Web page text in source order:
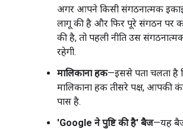
अगर आपने किसी संगठनात्मक
लागू की है और फिर पूरे संगठन पर
की है, तो पहली नीति उस
रहेगी.
मालिकाना हक—इससे पता चलता है
मालिकाना हक तीसरे पक्ष, आपकी
पास है.
'Google ने पुष्टि की है' बैज—यह